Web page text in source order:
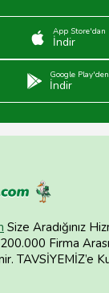
App Store'dan
İndir
Google Play'den
İndir
Size Aradığınız
Firma
TAVSİYEMİZ’e